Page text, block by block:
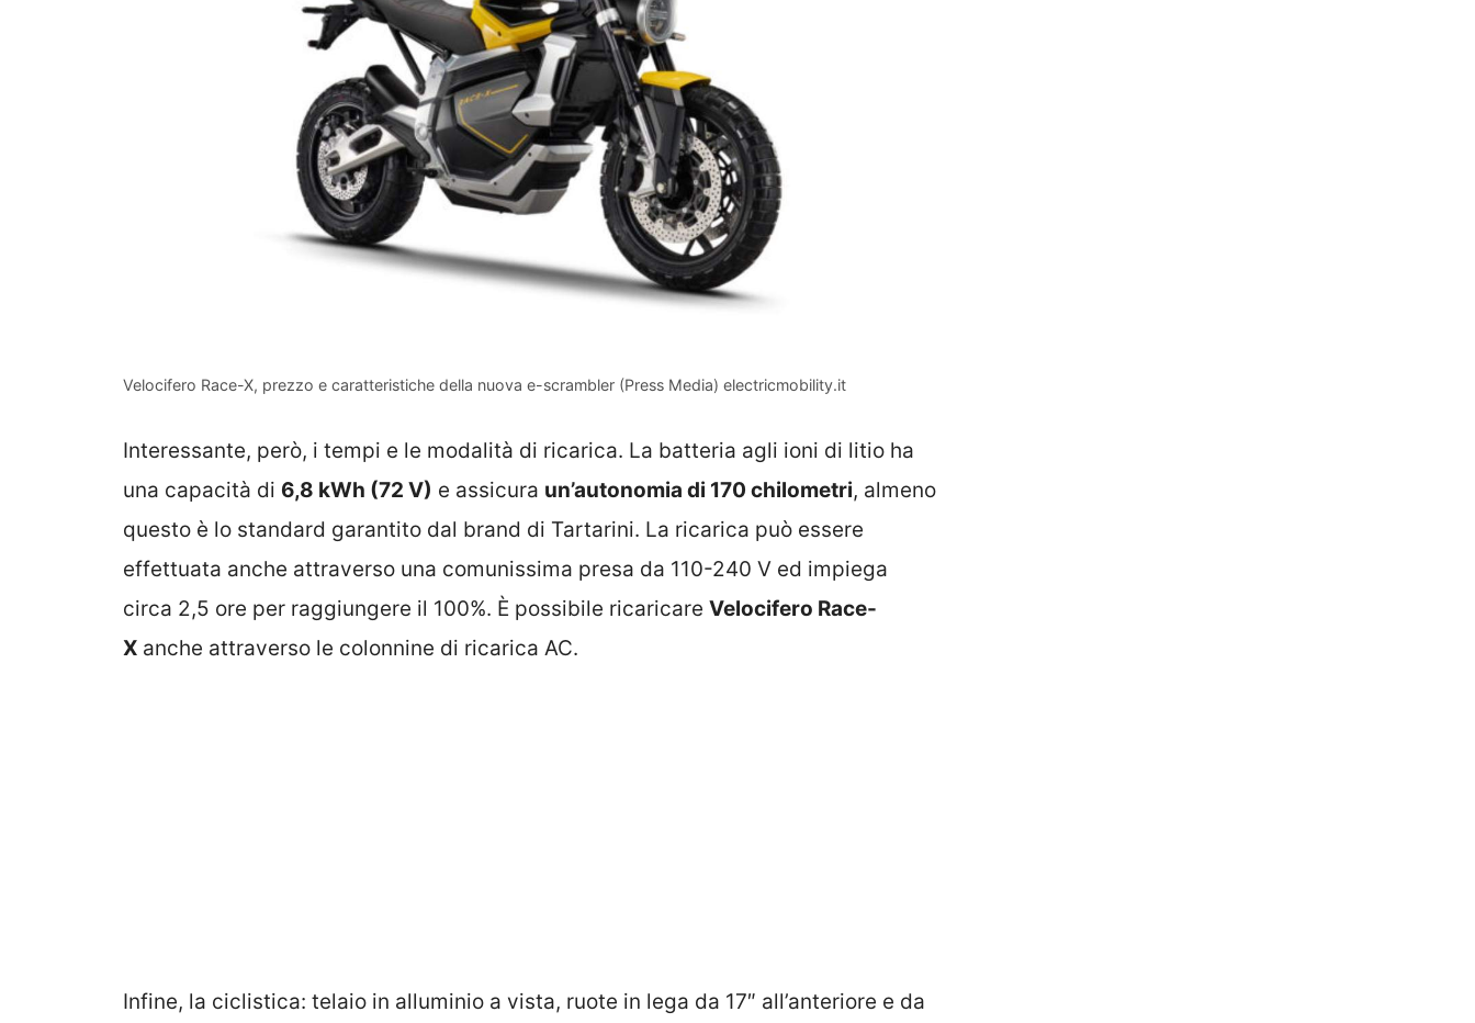
Velocifero Race-X, prezzo e caratteristiche della nuova e-scrambler (Press Media) electricmobility.it
Interessante, però, i tempi e le modalità di ricarica. La batteria agli ioni di litio ha
una capacità di 6,8 kWh (72 V) e assicura un’autonomia di 170 chilometri, almeno
questo è lo standard garantito dal brand di Tartarini. La ricarica può essere
effettuata anche attraverso una comunissima presa da 110-240 V ed impiega
circa 2,5 ore per raggiungere il 100%. È possibile ricaricare Velocifero Race-
X anche attraverso le colonnine di ricarica AC.
Infine, la ciclistica: telaio in alluminio a vista, ruote in lega da 17″ all’anteriore e da